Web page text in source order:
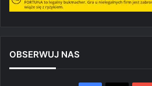
OBSERWUJ NAS